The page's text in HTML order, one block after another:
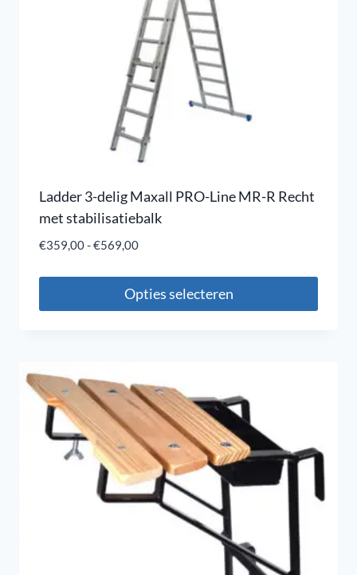
Ladder 3-delig Maxall PRO-Line MR-R Recht
met stabilisatiebalk
€359,00-€569,00
Opties selecteren